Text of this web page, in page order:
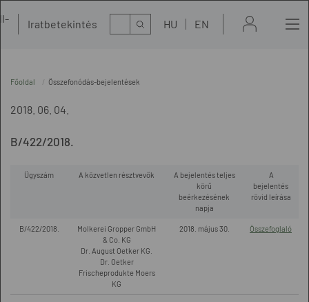
Iratbetekintés Kereső HU EN
Főoldal Összefonódás-bejelentések
2018. 06. 04.
B/422/2018.
Ügyszám A közvetlen résztvevők
A bejelentés teljes
körű
beérkezésének
napja
A
bejelentés
rövid leírása
B/422/2018.
Molkerei Gropper GmbH
& Co. KG
Dr. August Oetker KG.
Dr. Oetker
Frischeprodukte Moers
KG
2018. május 30. Összefoglaló